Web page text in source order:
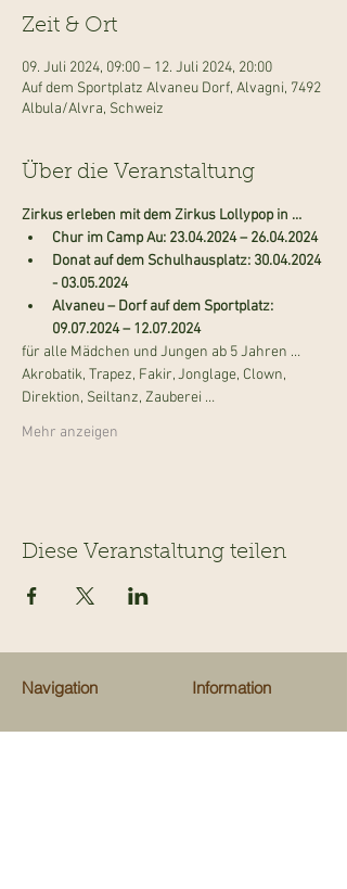
Zeit & Ort
09. Juli 2024, 09:00 – 12. Juli 2024, 20:00
Auf dem Sportplatz Alvaneu Dorf, Alvagni, 7492
Albula/Alvra, Schweiz
Über die Veranstaltung
Zirkus erleben mit dem Zirkus Lollypop in …
Chur im Camp Au: 23.04.2024 – 26.04.2024
Donat auf dem Schulhausplatz: 30.04.2024
- 03.05.2024
Alvaneu – Dorf auf dem Sportplatz:
09.07.2024 – 12.07.2024
für alle Mädchen und Jungen ab 5 Jahren …
Akrobatik, Trapez, Fakir, Jonglage, Clown,
Direktion, Seiltanz, Zauberei …
Mehr anzeigen
Diese Veranstaltung teilen
Navigation
Veranstaltungen
Information
Team